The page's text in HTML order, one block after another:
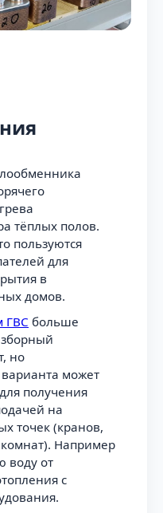
тёплых полов.
пользуются
для
в
домов.
ГВС больше
но
может
получения
на
точек (кранов,
Например
воду от
с